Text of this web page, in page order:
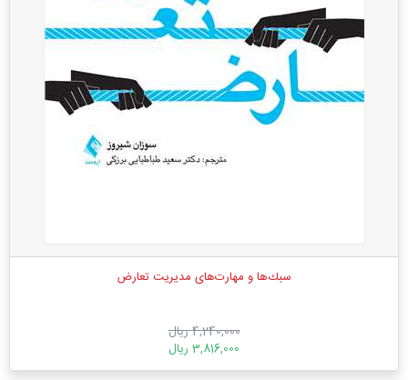
سبك‌ها و مهارت‌های مدیریت تعارض
4,240,000 ریال
3,816,000 ریال